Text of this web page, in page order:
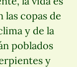
las copas de
y de la
poblados
y